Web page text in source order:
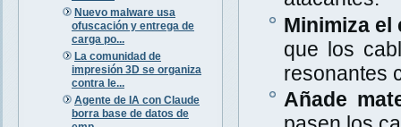
Nuevo malware usa
ofuscación y entrega de
carga po...
La comunidad de
impresión 3D se organiza
contra le...
Agente de IA con Claude
borra base de datos de
Minimiza el
que los
resonantes
Añade